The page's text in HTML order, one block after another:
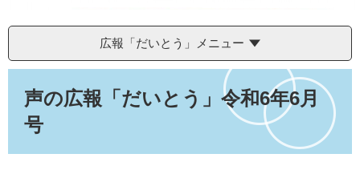
広報「だいとう」メニュー
声の広報「だいとう」令和6年6月
号